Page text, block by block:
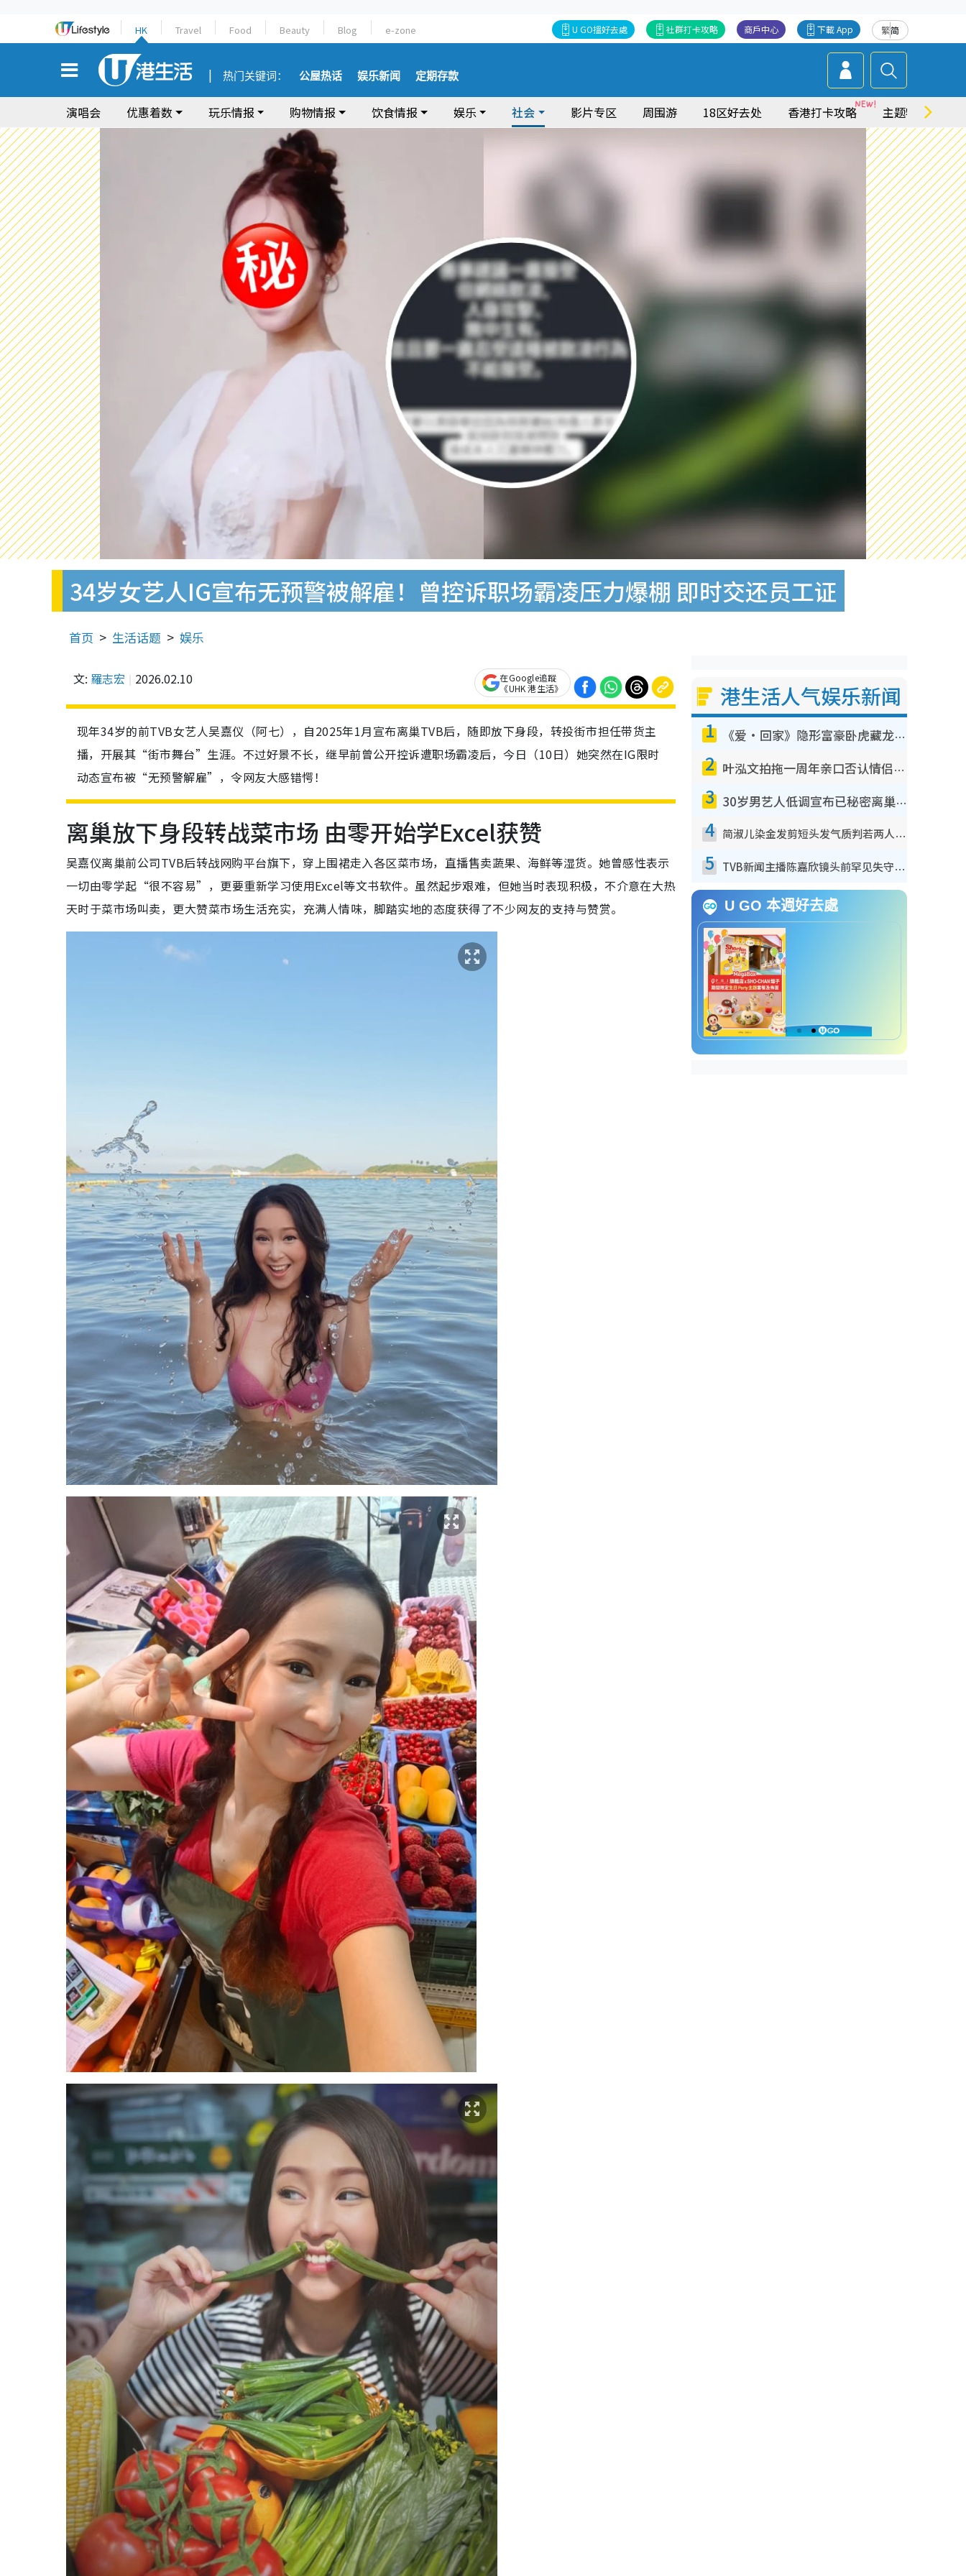
HK Travel Food Beauty Blog e-zone 繁简
下載 App
商戶中心
社群打卡攻略
U GO搵好去處
热门关键词： 公屋热话 娱乐新闻 定期存款
演唱会 优惠着数 玩乐情报 购物情报 饮食情报 娱乐 社会 影片专区 周围游 18区好去处 香港打卡攻略 主题特集
34岁女艺人IG宣布无预警被解雇！曾控诉职场霸凌压力爆棚 即时交还员工证
首页 生活话题 娱乐
文: 羅志宏 2026.02.10
在Google追蹤
《UHK 港生活》
现年34岁的前TVB女艺人吴嘉仪（阿七），自2025年1月宣布离巢TVB后，随即放下身段，转投街市担任带货主
播，开展其“街市舞台”生涯。不过好景不长，继早前曾公开控诉遭职场霸凌后，今日（10日）她突然在IG限时
动态宣布被“无预警解雇”，令网友大感错愕！
离巢放下身段转战菜市场 由零开始学Excel获赞
吴嘉仪离巢前公司TVB后转战网购平台旗下，穿上围裙走入各区菜市场，直播售卖蔬果、海鲜等湿货。她曾感性表示
一切由零学起“很不容易”，更要重新学习使用Excel等文书软件。虽然起步艰难，但她当时表现积极，不介意在大热
天时于菜市场叫卖，更大赞菜市场生活充实，充满人情味，脚踏实地的态度获得了不少网友的支持与赞赏。
港生活人气娱乐新闻
1 《爱·回家》隐形富豪卧虎藏龙！盘点12位财气逼人的有钱艺人：这位美女3亿身家不愁做
2 叶泓文拍拖一周年亲口否认情侣关系？！被质疑感情造假竟称GM“普通同事”
3 30岁男艺人低调宣布已秘密离巢！人气急跌变失踪人口：“这几年过得并不容易”
4 简淑儿染金发剪短头发气质判若两人！吓坏老公麦大力都认不出：“你做什么？”
5 TVB新闻主播陈嘉欣镜头前罕见失守！遭林超英一句话突袭吓坏当场大笑
U GO 本週好去處